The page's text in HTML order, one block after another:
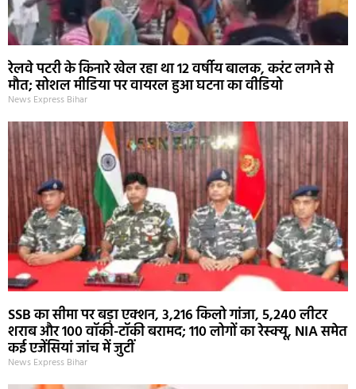
रेलवे पटरी के किनारे खेल रहा था 12 वर्षीय बालक, करंट लगने से
मौत; सोशल मीडिया पर वायरल हुआ घटना का वीडियो
News Express Bihar
SSB का सीमा पर बड़ा एक्शन, 3,216 किलो गांजा, 5,240 लीटर
शराब और 100 वॉकी-टॉकी बरामद; 110 लोगों का रेस्क्यू, NIA समेत
कई एजेंसियां जांच में जुटीं
News Express Bihar